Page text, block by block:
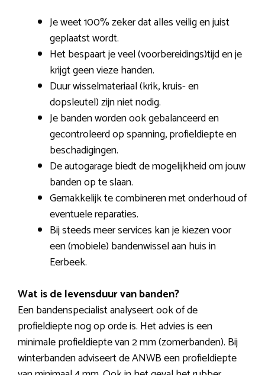
Je weet 100% zeker dat alles veilig en juist
geplaatst wordt.
Het bespaart je veel (voorbereidings)tijd en je
krijgt geen vieze handen.
Duur wisselmateriaal (krik, kruis- en
dopsleutel) zijn niet nodig.
Je banden worden ook gebalanceerd en
gecontroleerd op spanning, profieldiepte en
beschadigingen.
De autogarage biedt de mogelijkheid om jouw
banden op te slaan.
Gemakkelijk te combineren met onderhoud of
eventuele reparaties.
Bij steeds meer services kan je kiezen voor
een (mobiele) bandenwissel aan huis in
Eerbeek.
Wat is de levensduur van banden?
Een bandenspecialist analyseert ook of de
profieldiepte nog op orde is. Het advies is een
minimale profieldiepte van 2 mm (zomerbanden). Bij
winterbanden adviseert de ANWB een profieldiepte